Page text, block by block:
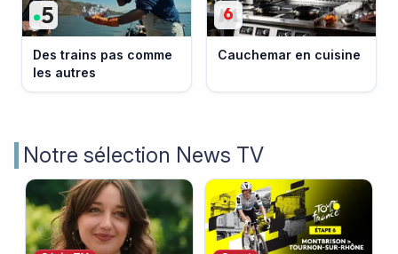
Des trains pas comme
les autres
Cauchemar en cuisine
Notre sélection News TV